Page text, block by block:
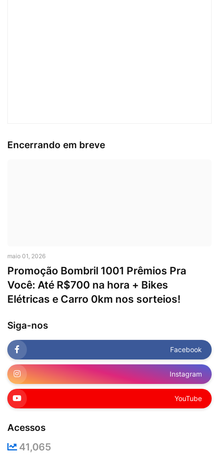
Encerrando em breve
maio 01, 2026
Promoção Bombril 1001 Prêmios Pra
Você: Até R$700 na hora + Bikes
Elétricas e Carro 0km nos sorteios!
Siga-nos
Facebook
Instagram
YouTube
Acessos
41,065